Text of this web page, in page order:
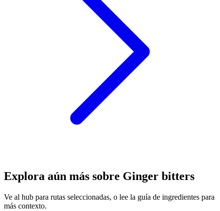
Explora aún más sobre Ginger bitters
Ve al hub para rutas seleccionadas, o lee la guía de ingredientes para
más contexto.